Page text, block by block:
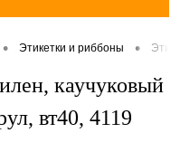
• Этикетки и риббоны •
каучуковый
вт40, 4119